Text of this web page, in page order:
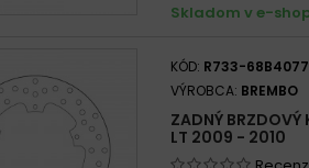
Skladom v e-
KÓD: R733-
VÝROBCA: BREMBO
ZADNÝ
LT 2009 - 2010